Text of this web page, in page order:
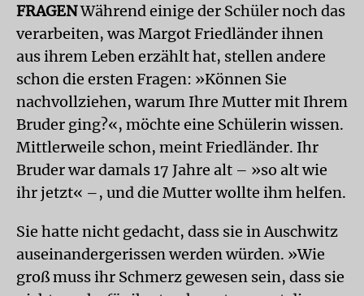
FRAGENWährend einige der Schüler noch das
verarbeiten, was Margot Friedländer ihnen
aus ihrem Leben erzählt hat, stellen andere
schon die ersten Fragen: »Können Sie
nachvollziehen, warum Ihre Mutter mit Ihrem
Bruder ging?«, möchte eine Schülerin wissen.
Mittlerweile schon, meint Friedländer. Ihr
Bruder war damals 17 Jahre alt – »so alt wie
ihr jetzt« –, und die Mutter wollte ihm helfen.
Sie hatte nicht gedacht, dass sie in Auschwitz
auseinandergerissen werden würden. »Wie
groß muss ihr Schmerz gewesen sein, dass sie